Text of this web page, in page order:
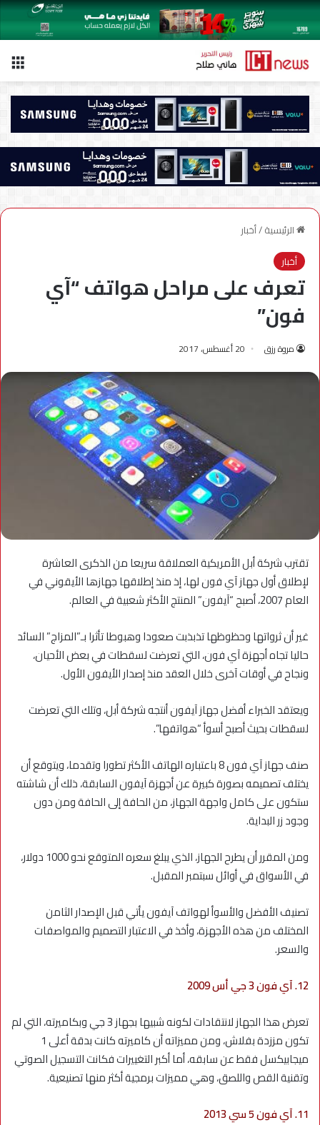
الرئيسية/أخبار
أخبار
تعرف على مراحل هواتف “آي
فون”
مروة رزق 20 أغسطس، 2017
تقترب شركة أبل الأمريكية العملاقة سريعا من الذكرى العاشرة
لإطلاق أول جهاز آي فون لها، إذ منذ إطلاقها جهازها الأيقوني في
العام 2007، أصبح “آيفون” المنتج الأكثر شعبية في العالم.
غير أن ثرواتها وحظوظها تذبذبت صعودا وهبوطا تأثرا بـ”المزاج” السائد
حاليا تجاه أجهزة آي فون، التي تعرضت لسقطات في بعض الأحيان،
ونجاح في أوقات آخرى خلال العقد منذ إصدار الأيفون الأول.
ويعتقد الخبراء أفضل جهاز آيفون أنتجه شركة أبل، وتلك التي تعرضت
لسقطات بحيث أصبح أسوأ “هواتفها”.
صنف جهاز آي فون 8 باعتباره الهاتف الأكثر تطورا وتقدما، ويتوقع أن
يختلف تصميمه بصورة كبيرة عن أجهزة آيفون السابقة، ذلك أن شاشته
ستكون على كامل واجهة الجهاز، من الحافة إلى الحافة ومن دون
وجود زر البداية.
ومن المقرر أن يطرح الجهاز، الذي يبلغ سعره المتوقع نحو 1000 دولار،
في الأسواق في أوائل سبتمبر المقبل.
تصنيف الأفضل والأسوأ لهواتف آيفون يأتي قبل الإصدار الثامن
المختلف من هذه الأجهزة، وأخذ في الاعتبار التصميم والمواصفات
والسعر.
12. آي فون 3 جي أس 2009
تعرض هذا الجهاز لانتقادات لكونه شبيها بجهاز 3 جي وبكاميرته، التي لم
تكون مززدة بفلاش، ومن مميزاته أن كاميرته كانت بدقة أعلى 1
ميجابيكسل فقط عن سابقه، أما أكبر التغييرات فكانت التسجيل الصوتي
وتقنية القص واللصق، وهي مميزات برمجية أكثر منها تصنيعية.
11. آي فون 5 سي 2013